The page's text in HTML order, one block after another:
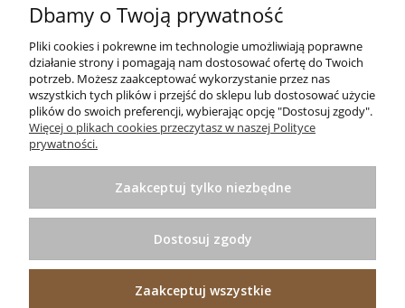
665,00 zł
Informacje
Pomoc
Zakupy
Dbamy o Twoją prywatność
Pliki cookies i pokrewne im technologie umożliwiają poprawne
działanie strony i pomagają nam dostosować ofertę do Twoich
potrzeb. Możesz zaakceptować wykorzystanie przez nas
wszystkich tych plików i przejść do sklepu lub dostosować użycie
plików do swoich preferencji, wybierając opcję "Dostosuj zgody".
Więcej o plikach cookies przeczytasz w naszej Polityce
prywatności.
Zaakceptuj tylko niezbędne
Dostosuj zgody
Zaakceptuj wszystkie